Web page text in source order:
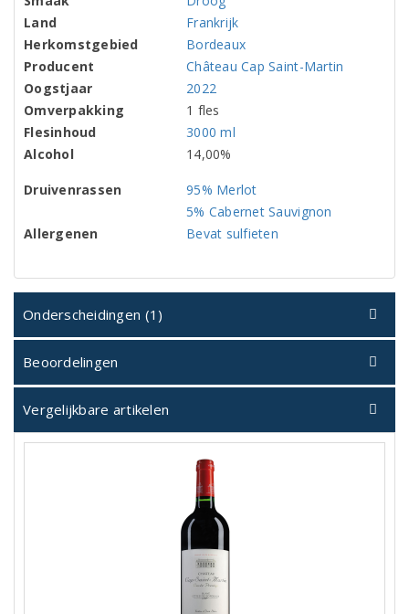
Land
Frankrijk
Herkomstgebied
Bordeaux
Producent
Château Cap Saint-Martin
Oogstjaar
2022
Omverpakking
1 fles
Flesinhoud
3000 ml
Alcohol
14,00%
Druivenrassen
95% Merlot
5% Cabernet Sauvignon
Allergenen
Bevat sulfieten
Onderscheidingen (1)
Beoordelingen
Vergelijkbare artikelen